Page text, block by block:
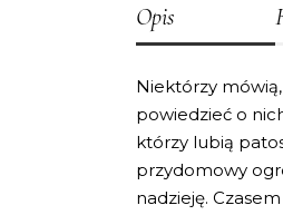
Opis
Niektórzy
powiedzieć o
którzy lubią
przydomowy
nadzieję.